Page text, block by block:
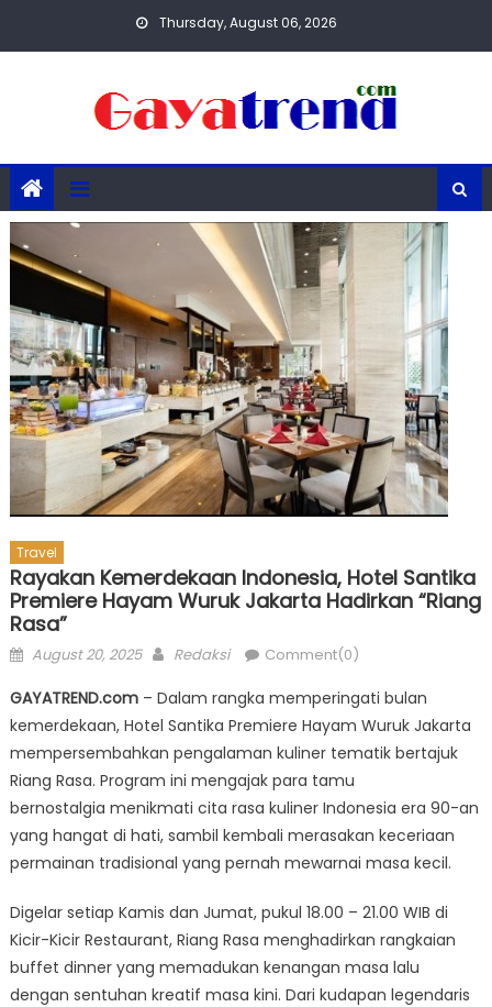
Thursday, August 06, 2026
Travel
Rayakan Kemerdekaan Indonesia, Hotel Santika
Premiere Hayam Wuruk Jakarta Hadirkan “Riang
Rasa”
Posted
August 20, 2025 Author
Redaksi Comment(0)
GAYATREND.com– Dalam rangka memperingati bulan
kemerdekaan, Hotel Santika Premiere Hayam Wuruk Jakarta
mempersembahkan pengalaman kuliner tematik bertajuk
Riang Rasa. Program ini mengajak para tamu
bernostalgia menikmati cita rasa kuliner Indonesia era 90-an
yang hangat di hati, sambil kembali merasakan keceriaan
permainan tradisional yang pernah mewarnai masa kecil.
Digelar setiap Kamis dan Jumat, pukul 18.00 – 21.00 WIB di
Kicir-Kicir Restaurant, Riang Rasa menghadirkan rangkaian
buffet dinner yang memadukan kenangan masa lalu
dengan sentuhan kreatif masa kini. Dari kudapan legendaris